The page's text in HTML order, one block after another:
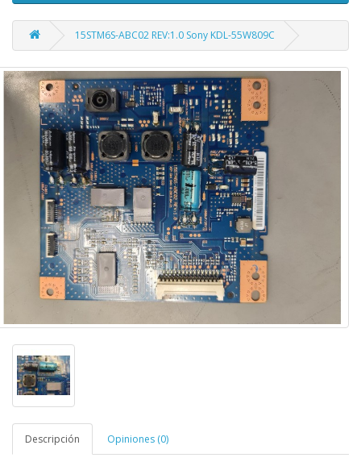
15STM6S-ABC02 REV:1.0 Sony KDL-55W809C
Descripción Opiniones (0)